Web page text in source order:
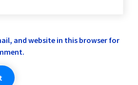
and website in this browser for